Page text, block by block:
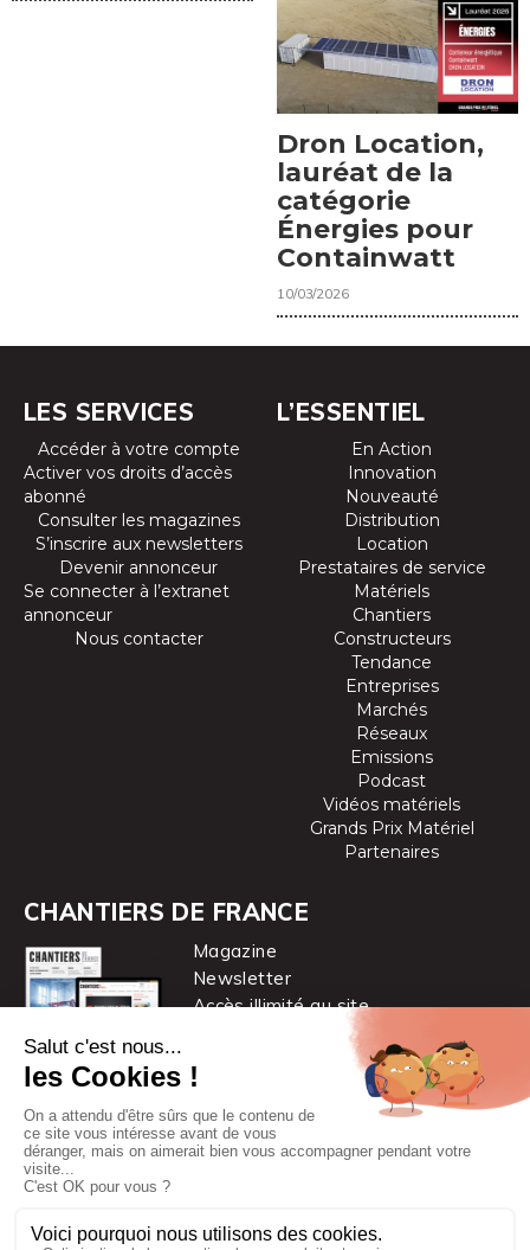
Dron Location,
lauréat de la
catégorie
Énergies pour
Containwatt
10/03/2026
LES SERVICES
Accéder à votre compte
Activer vos droits d’accès
abonné
Consulter les magazines
S’inscrire aux newsletters
Devenir annonceur
Se connecter à l’extranet
annonceur
Nous contacter
L’ESSENTIEL
En Action
Innovation
Nouveauté
Distribution
Location
Prestataires de service
Matériels
Chantiers
Constructeurs
Tendance
Entreprises
Marchés
Réseaux
Emissions
Podcast
Vidéos matériels
Grands Prix Matériel
Partenaires
CHANTIERS DE FRANCE
Magazine
Newsletter
Accès illimité au site
Chantiers de France est une marque